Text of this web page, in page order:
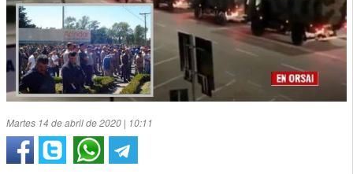
Martes 14 de abril de 2020 | 10:11